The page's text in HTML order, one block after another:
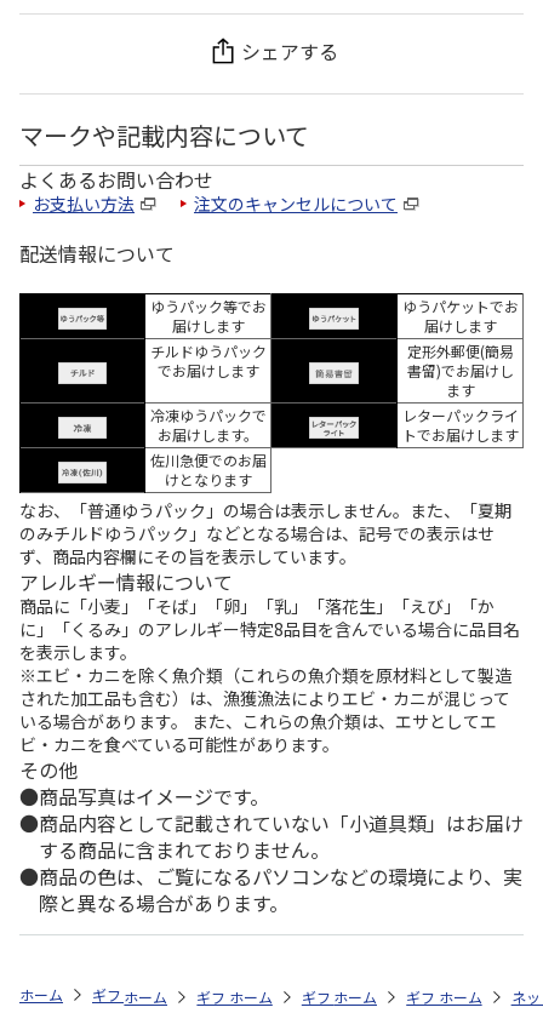
シェアする
マークや記載内容について
よくあるお問い合わせ
お支払い方法 注文のキャンセルについて
配送情報について
ゆうパック等でお
届けします
ゆうパケットでお
届けします
チルドゆうパック
でお届けします
定形外郵便(簡易
書留)でお届けし
ます
冷凍ゆうパックで
お届けします。
レターパックライ
トでお届けします
佐川急便でのお届
けとなります
なお、「普通ゆうパック」の場合は表示しません。また、「夏期
のみチルドゆうパック」などとなる場合は、記号での表示はせ
ず、商品内容欄にその旨を表示しています。
アレルギー情報について
商品に「小麦」「そば」「卵」「乳」「落花生」「えび」「か
に」「くるみ」のアレルギー特定8品目を含んでいる場合に品目名
を表示します。
※エビ・カニを除く魚介類（これらの魚介類を原材料として製造
された加工品も含む）は、漁獲漁法によりエビ・カニが混じって
いる場合があります。 また、これらの魚介類は、エサとしてエ
ビ・カニを食べている可能性があります。
その他
商品写真はイメージです。
商品内容として記載されていない「小道具類」はお届け
する商品に含まれておりません。
商品の色は、ご覧になるパソコンなどの環境により、実
際と異なる場合があります。
ホーム ギフトストア お中元・夏ギフト特集 2026 お菓子・スイーツ
ホーム ギフトストア お中元・夏ギフト特集 2026
ホーム ギフトストア お中元・夏ギフト
ホーム ギフトストア お
ホーム ネ